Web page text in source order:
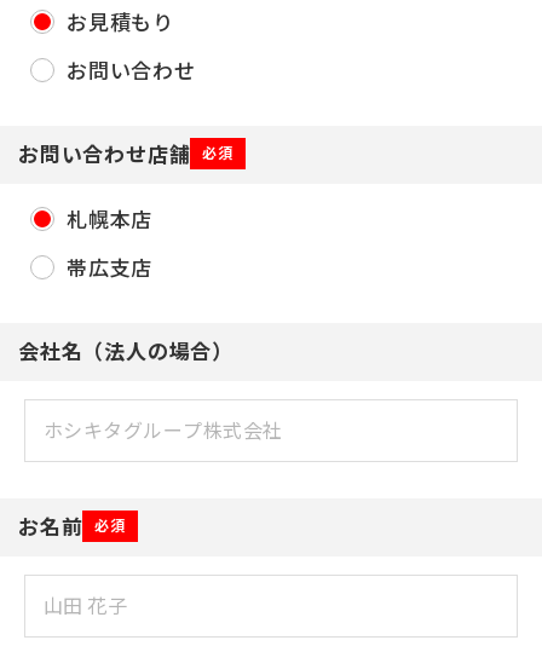
お見積もり
お問い合わせ
お問い合わせ店舗 必須
札幌本店
帯広支店
会社名（法人の場合）
お名前 必須